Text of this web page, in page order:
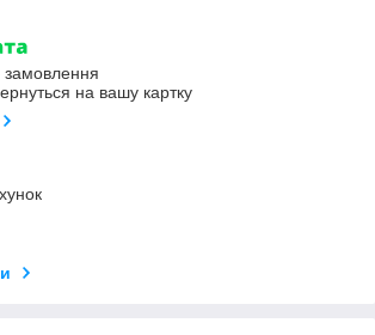
замовлення
на вашу картку